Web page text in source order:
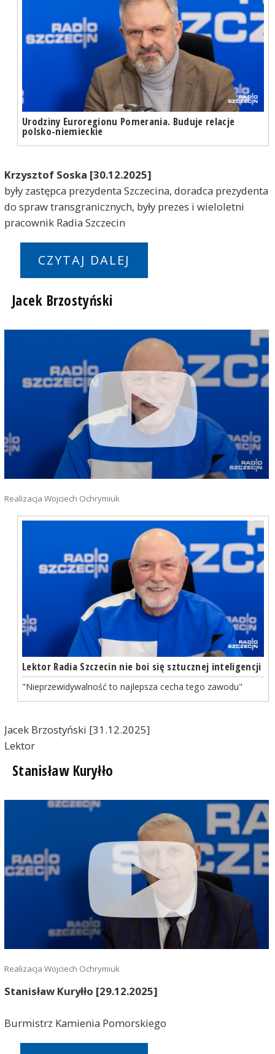
Urodziny Euroregionu Pomerania. Buduje relacje
polsko-niemieckie
Krzysztof Soska [30.12.2025]
były zastępca prezydenta Szczecina, doradca prezydenta
do spraw transgranicznych, były prezes i wieloletni
pracownik Radia Szczecin
CZYTAJ DALEJ
Jacek Brzostyński
Realizacja Wojciech Ochrymiuk
Lektor Radia Szczecin nie boi się sztucznej inteligencji
"Nieprzewidywalność to najlepsza cecha tego zawodu"
Jacek Brzostyński [31.12.2025]
Lektor
Stanisław Kuryłło
Realizacja Wojciech Ochrymiuk
Stanisław Kuryłło [29.12.2025]
Burmistrz Kamienia Pomorskiego